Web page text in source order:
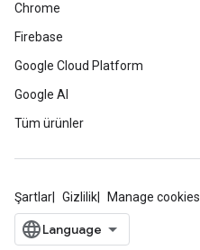
Chrome
Firebase
Google Cloud Platform
Google AI
Tüm ürünler
Şartlar Gizlilik Manage cookies